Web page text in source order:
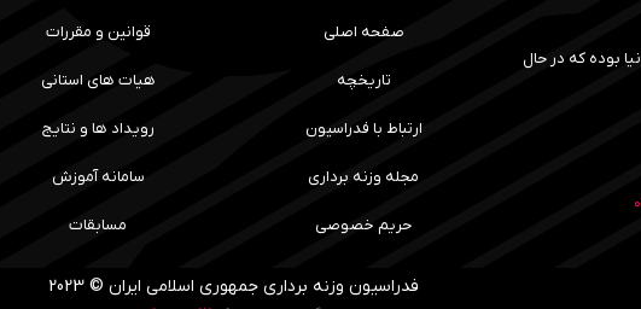
بوده که در حال
صفحه اصلی
تاریخچه
ارتباط با فدراسیون
مجله وزنه برداری
حریم خصوصی
قوانین و مقررات
هیات های استانی
رویداد ها و نتایج
سامانه آموزش
مسابقات
فدراسیون وزنه برداری جمهوری اسلامی ایران © 2023